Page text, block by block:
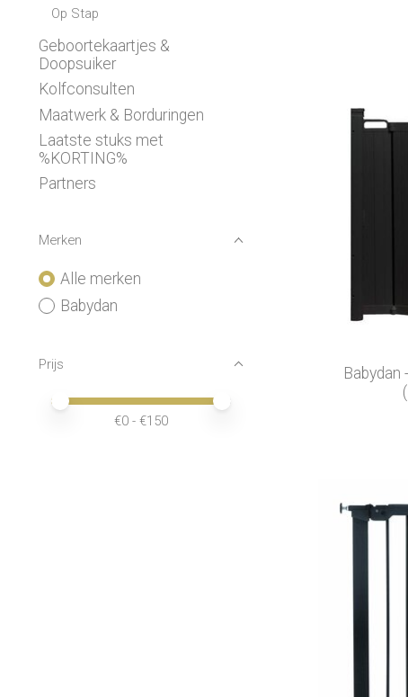
Op Stap
Geboortekaartjes &
Doopsuiker
Kolfconsulten
Maatwerk & Borduringen
Laatste stuks met
%KORTING%
Partners
Merken
Alle merken
Babydan
Prijs
Minimale prijswaarde
Price maximum value
€0 - €150